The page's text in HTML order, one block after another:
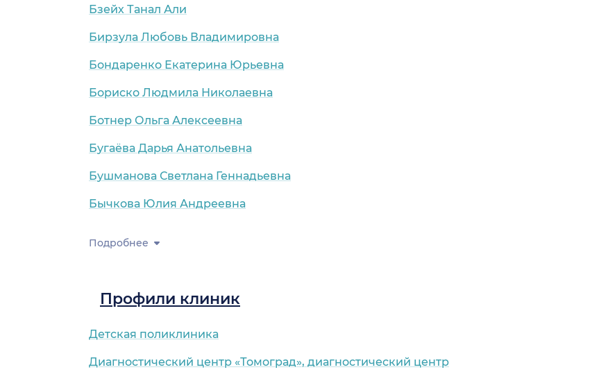
Бзейх Танал Али
Бирзула Любовь Владимировна
Бондаренко Екатерина Юрьевна
Бориско Людмила Николаевна
Ботнер Ольга Алексеевна
Бугаёва Дарья Анатольевна
Бушманова Светлана Геннадьевна
Бычкова Юлия Андреевна
Подробнее
Профили клиник
Детская поликлиника
Диагностический центр «Томоград», диагностический центр